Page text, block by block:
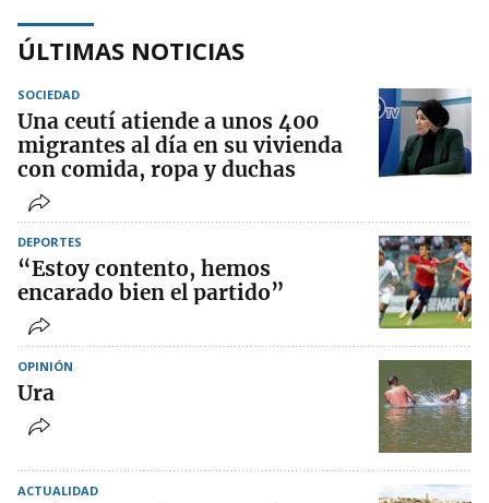
ÚLTIMAS NOTICIAS
SOCIEDAD
Una ceutí atiende a unos 400
migrantes al día en su vivienda
con comida, ropa y duchas
DEPORTES
“Estoy contento, hemos
encarado bien el partido”
OPINIÓN
Ura
ACTUALIDAD